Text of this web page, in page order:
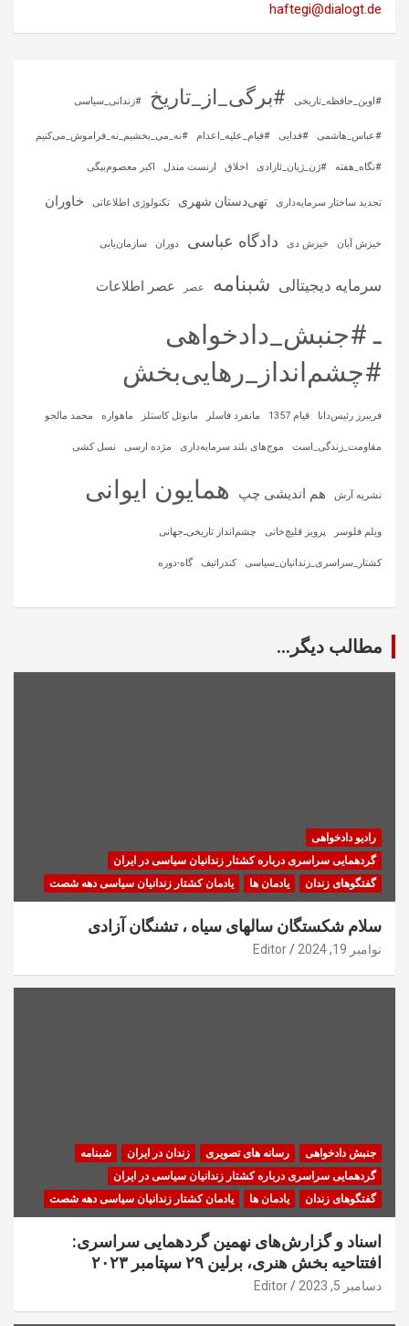
haftegi@dialogt.de
#اوین_حافظه_تاریخی #برگی_از_تاریخ #زندانی_سیاسی
#عباس_هاشمی #فدایی #قیام_علیه_اعدام #نه_می_بخشیم_نه_فراموش_می‌کنیم
#نگاه_هفته #ژن_ژیان_ئازادی اخلاق ارنست مندل اکبر معصوم‌بیگی
تجدید ساختار سرمایه‌داری تهی‌دستان شهری تکنولوژی اطلاعاتی خاوران
خیزش آبان خیزش دی دادگاه عباسی دوران سازمان‌یابی
سرمایه‌ دیجیتالی شبنامه عصر عصر اطلاعات
ـ #جنبش_دادخواهی
#چشم‌انداز_رهایی‌بخش
فریبرز رئیس‌دانا قیام 1357 مانفرد فاسلر مانوئل کاستلز ماهواره‌ محمد مالجو
مقاومت_زندگی_است موج‌های بلند سرمایه‌داری مژده ارسی نسل کشی
نشریه آرش هم اندیشی چپ همایون ایوانی
ویلم فلوسر پرویز قلیچ‌خانی چشم‌انداز تاریخی‌ـ‌جهانی
کشتار_سراسری_زندانیان_سیاسی کندراتیف گاه-دوره
مطالب دیگر...
رادیو دادخواهی
گردهمایی سراسری درباره کشتار زندانیان سیاسی در ایران
گفتگوهای زندان
یادمان ها یادمان کشتار زندانیان سیاسی دهه شصت
سلام شکستگان سالهای سیاه ، تشنگان آزادی
نوامبر 19, 2024 Editor
جنبش دادخواهی رسانه های تصویری زندان در ایران
شبنامه
گردهمایی سراسری درباره کشتار زندانیان سیاسی در ایران
گفتگوهای زندان
یادمان ها یادمان کشتار زندانیان سیاسی دهه شصت
اسناد و گزارش‌های نهمین گردهمایی سراسری:
افتتاحیه بخش هنری، برلین ۲۹ سپتامبر ۲۰۲۳
دسامبر 5, 2023 Editor